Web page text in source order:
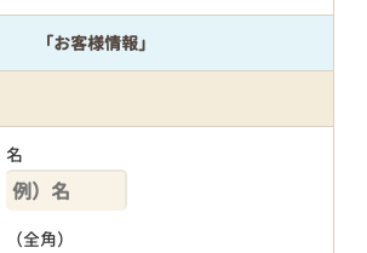
「お客様情報」
名
（全角）